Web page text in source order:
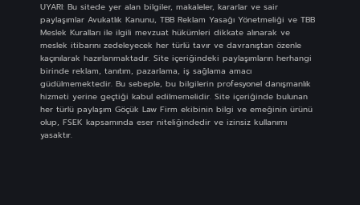
UYARI: Bu sitede yer alan bilgiler, makaleler, kararlar ve sair
paylaşımlar Avukatlık Kanunu, TBB Reklam Yasağı Yönetmeliği ve TBB
Meslek Kuralları ile ilgili mevzuat hükümleri dikkate alınarak ve
meslek itibarını zedeleyecek her türlü tavır ve davranıştan özenle
kaçınılarak hazırlanmaktadır. Site içeriğindeki paylaşımların herhangi
birinde reklam, tanıtım, pazarlama, iş sağlama amacı
güdülmemektedir. Bu sebeple, bu bilgilerin profesyonel danışmanlık
hizmeti yerine geçtiği kabul edilmemelidir. Site içeriğinde bulunan
her türlü paylaşım Göçük Law Firm ekibinin bilgi ve emeğinin ürünü
olup, FSEK kapsamında eser niteliğindedir ve izinsiz kullanımı
yasaktır.